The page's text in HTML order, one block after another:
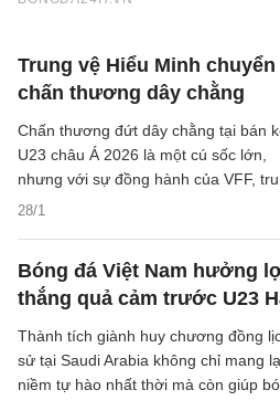
Trung vệ Hiểu Minh
chấn thương dây chằng
28/1
Chấn thương đứt dây chằng tại bán
U23 châu Á 2026 là một cú sốc lớn,
nhưng với sự đồng hành của VFF,
vệ Nguyễn Hiểu Minh đang bắt đầu
Bóng đá Việt Nam hưởng
thắng quả cảm trước U23
Thành tích giành huy chương đồng
sử tại Saudi Arabia không chỉ mang
niềm tự hào nhất thời mà còn giúp